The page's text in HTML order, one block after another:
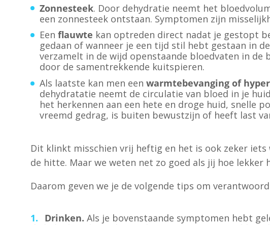
Zonnesteek. Door dehydratie neemt het
een zonnesteek ontstaan. Symptomen zijn
Een flauwte kan optreden direct nadat je gestopt
gedaan of wanneer je een tijd stil hebt gestaan in
verzamelt in de wijd openstaande bloedvaten in
door de samentrekkende kuitspieren.
Als laatste kan men een warmtebevanging of
dehydratatie neemt de circulatie van bloed in je
het herkennen aan een hete en droge huid, snelle
vreemd gedrag, is buiten bewustzijn of heeft last
Dit klinkt misschien vrij heftig en het is ook zeker
de hitte. Maar we weten net zo goed als jij hoe
Daarom geven we je de volgende tips om
Drinken. Als je bovenstaande symptomen hebt